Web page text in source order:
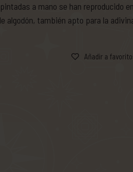
pintadas a mano se han reproducido
algodón, también apto para la
Añadir a